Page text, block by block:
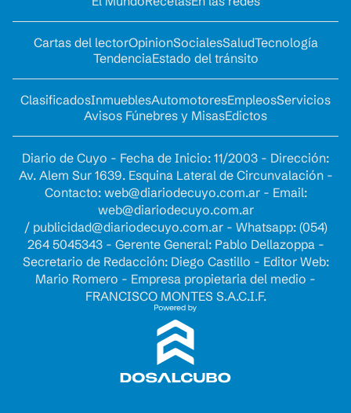
Cartas del lectorOpinionSocialesSaludTecnología
TendenciaEstado del tránsito
ClasificadosInmueblesAutomotoresEmpleosServicios
Avisos Fúnebres y MisasEdictos
Diario de Cuyo - Fecha de Inicio: 11/2003 - Dirección:
Av. Alem Sur 1639. Esquina Lateral de Circunvalación -
Contacto: web@diariodecuyo.com.ar- Email:
web@diariodecuyo.com.ar
/ publicidad@diariodecuyo.com.ar- Whatsapp: (054)
264 5045343 - Gerente General: Pablo Dellazoppa -
Secretario de Redacción: Diego Castillo - Editor Web:
Mario Romero - Empresa propietaria del medio -
FRANCISCO MONTES S.A.C.I.F.